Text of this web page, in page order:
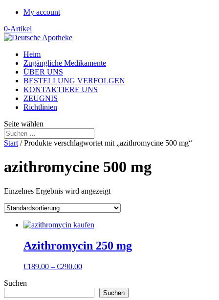
My account
0-Artikel
Heim
Zugängliche Medikamente
ÜBER UNS
BESTELLUNG VERFOLGEN
KONTAKTIERE UNS
ZEUGNIS
Richtlinien
Seite wählen
Start / Produkte verschlagwortet mit „azithromycine 500 mg“
azithromycine 500 mg
Einzelnes Ergebnis wird angezeigt
Azithromycin 250 mg
€189.00 – €290.00Preisspanne:
€290.00
Suchen
Suchen